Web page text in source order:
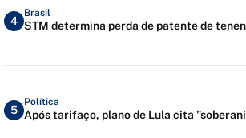
4
Brasil
STM determina perda de patente de
5
Política
Após tarifaço, plano de Lula cita